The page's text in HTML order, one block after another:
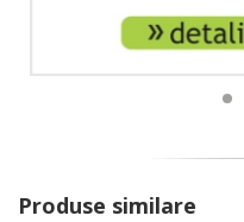
Produse similare